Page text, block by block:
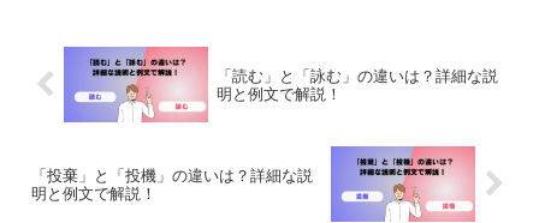
「読む」と「詠む」の違いは？詳細な説
明と例文で解説！
「投棄」と「投機」の違いは？詳細な説
明と例文で解説！